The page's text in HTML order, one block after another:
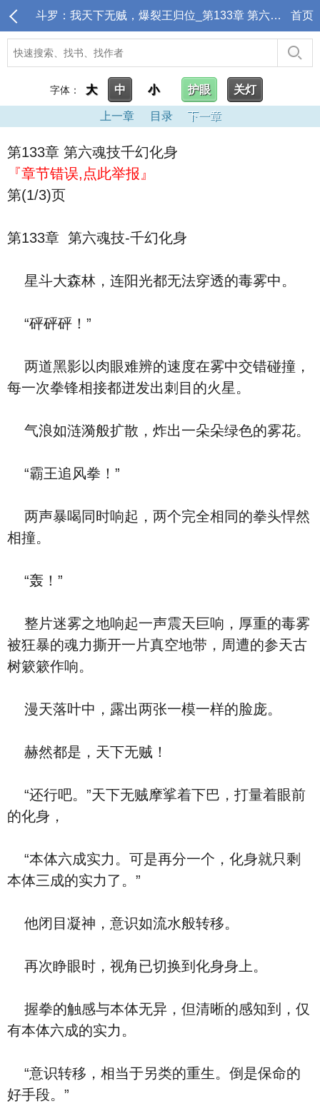
斗罗：我天下无贼，爆裂王归位_第133章 第六魂技千幻化身 首页
字体： 大 中 小 护眼 关灯
上一章 目录 下一章
第133章 第六魂技千幻化身
『章节错误,点此举报』
第(1/3)页
第133章 第六魂技-千幻化身
星斗大森林，连阳光都无法穿透的毒雾中。
“砰砰砰！”
两道黑影以肉眼难辨的速度在雾中交错碰撞，
每一次拳锋相接都迸发出刺目的火星。
气浪如涟漪般扩散，炸出一朵朵绿色的雾花。
“霸王追风拳！”
两声暴喝同时响起，两个完全相同的拳头悍然
相撞。
“轰！”
整片迷雾之地响起一声震天巨响，厚重的毒雾
被狂暴的魂力撕开一片真空地带，周遭的参天古
树簌簌作响。
漫天落叶中，露出两张一模一样的脸庞。
赫然都是，天下无贼！
“还行吧。”天下无贼摩挲着下巴，打量着眼前
的化身，
“本体六成实力。可是再分一个，化身就只剩
本体三成的实力了。”
他闭目凝神，意识如流水般转移。
再次睁眼时，视角已切换到化身身上。
握拳的触感与本体无异，但清晰的感知到，仅
有本体六成的实力。
“意识转移，相当于另类的重生。倒是保命的
好手段。”